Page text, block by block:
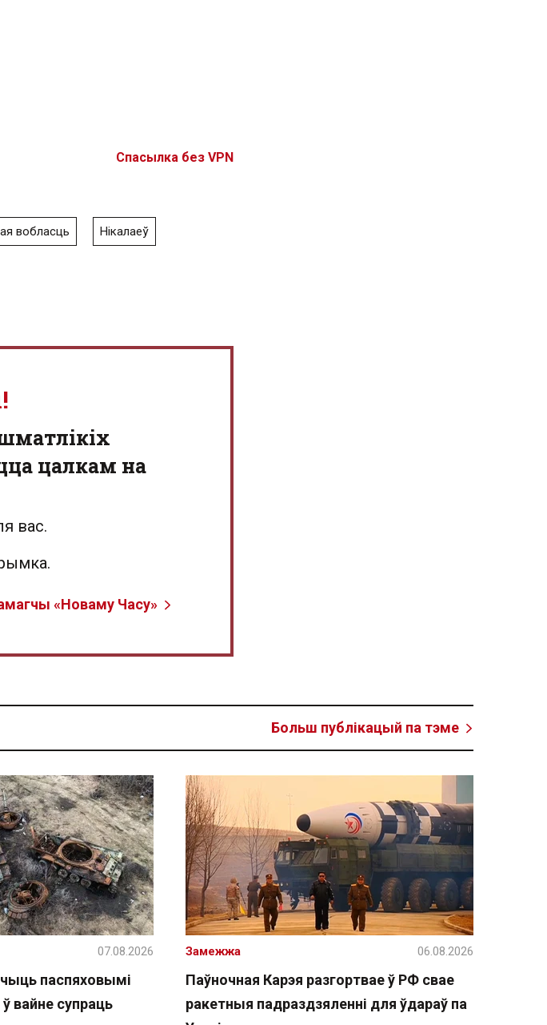
Спасылка без VPN
вобласць Нікалаеў
цалкам на
вас.
«Новаму Часу»
Больш публікацый па тэме
паспяховымі
ў вайне супраць
07.08.2026
Паўночная Карэя разгортвае ў РФ свае
ракетныя падраздзяленні для ўдараў па
Замежжа 06.08.2026